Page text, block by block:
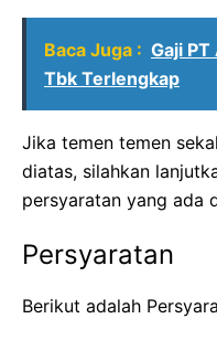
Baca Juga : Gaji
Tbk Terlengkap
Jika temen temen
diatas, silahkan
persyaratan yang ada
Persyaratan
Berikut adalah